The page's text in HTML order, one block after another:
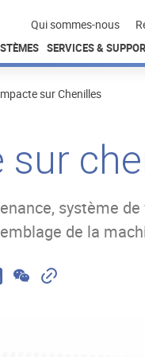
Qui sommes-nous
SERVICES &
sur Chenilles
sur
système
de la
W C